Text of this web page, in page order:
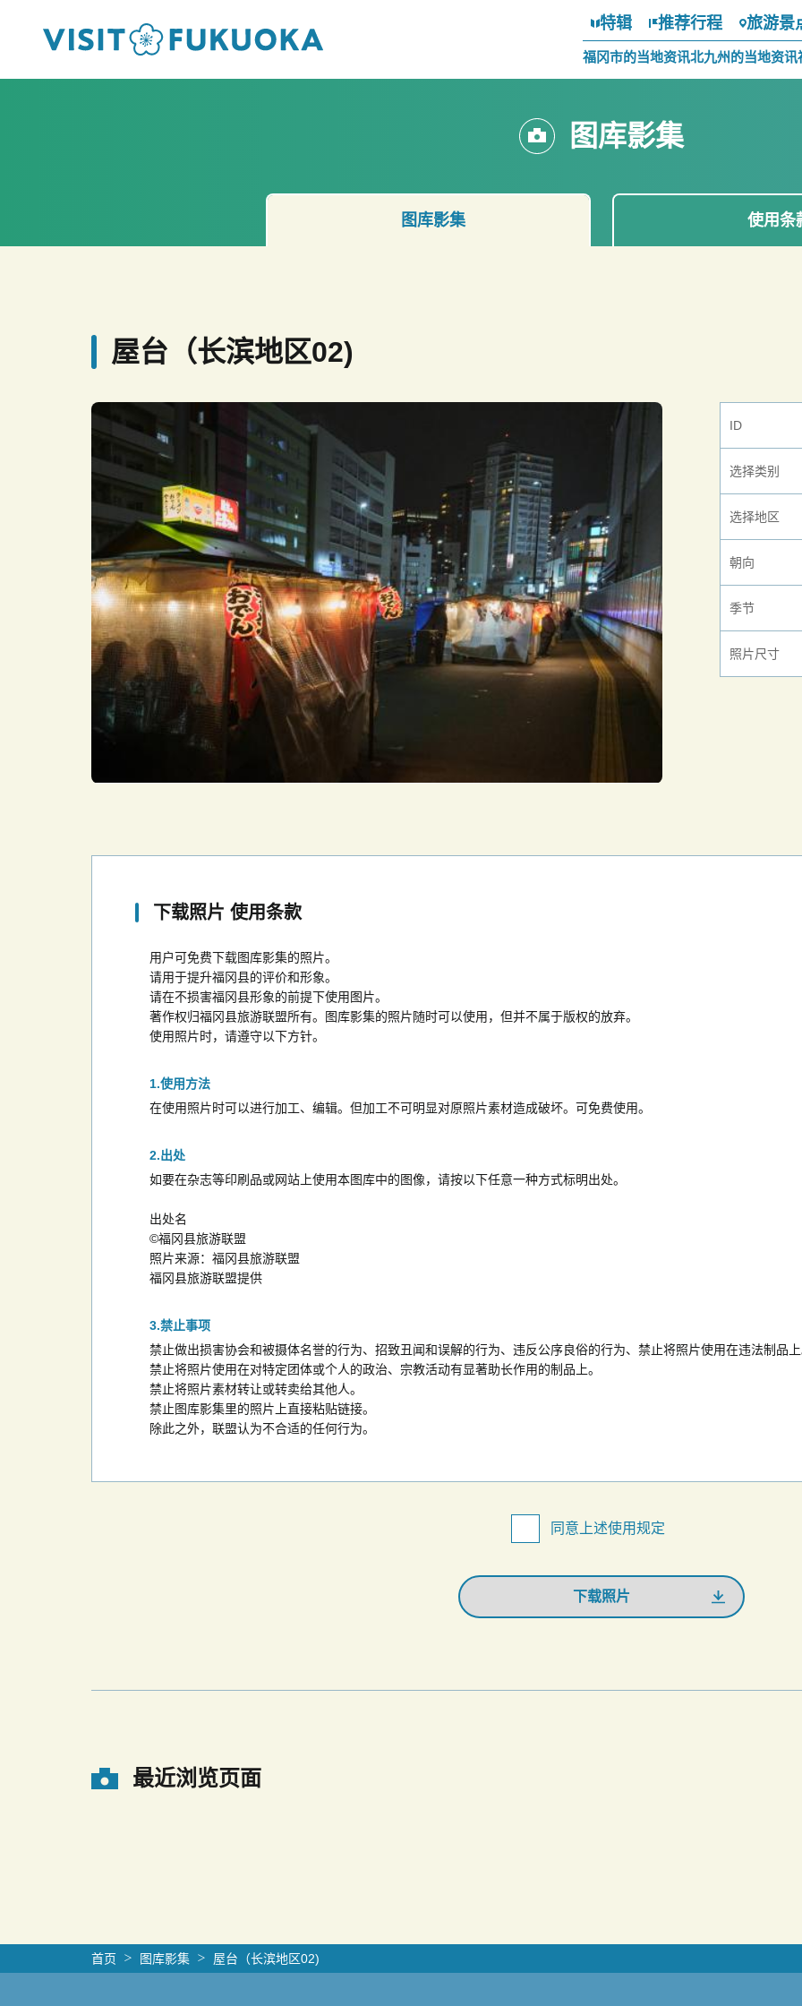
特辑 推荐行程 旅游景
福冈市的当地资讯北九州的当地资讯
图库影集
图库影集 使用条
屋台（长滨地区02)
ID
选择类别
选择地区
朝向
季节
照片尺寸
下载照片 使用条款
用户可免费下载图库影集的照片。
请用于提升福冈县的评价和形象。
请在不损害福冈县形象的前提下使用图片。
著作权归福冈县旅游联盟所有。图库影集的照片随时可以使用，但并不属于版权的放弃。
使用照片时，请遵守以下方针。
使用方法
在使用照片时可以进行加工、编辑。但加工不可明显对原照片素材造成破坏。可免费使用。
出处
如要在杂志等印刷品或网站上使用本图库中的图像，请按以下任意一种方式标明出处。
出处名
©福冈县旅游联盟
照片来源：福冈县旅游联盟
福冈县旅游联盟提供
禁止事项
禁止做出损害协会和被摄体名誉的行为、招致丑闻和误解的行为、违反公序良俗的行为、禁止将照片使用在违法制品
禁止将照片使用在对特定团体或个人的政治、宗教活动有显著助长作用的制品上。
禁止将照片素材转让或转卖给其他人。
禁止图库影集里的照片上直接粘贴链接。
除此之外，联盟认为不合适的任何行为。
同意上述使用规定
下载照片
最近浏览页面
首页 图库影集 屋台（长滨地区02)